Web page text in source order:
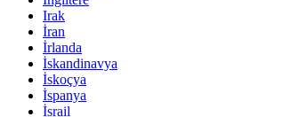
Irak
İran
İrlanda
İskandinavya
İskoçya
İspanya
İsrail